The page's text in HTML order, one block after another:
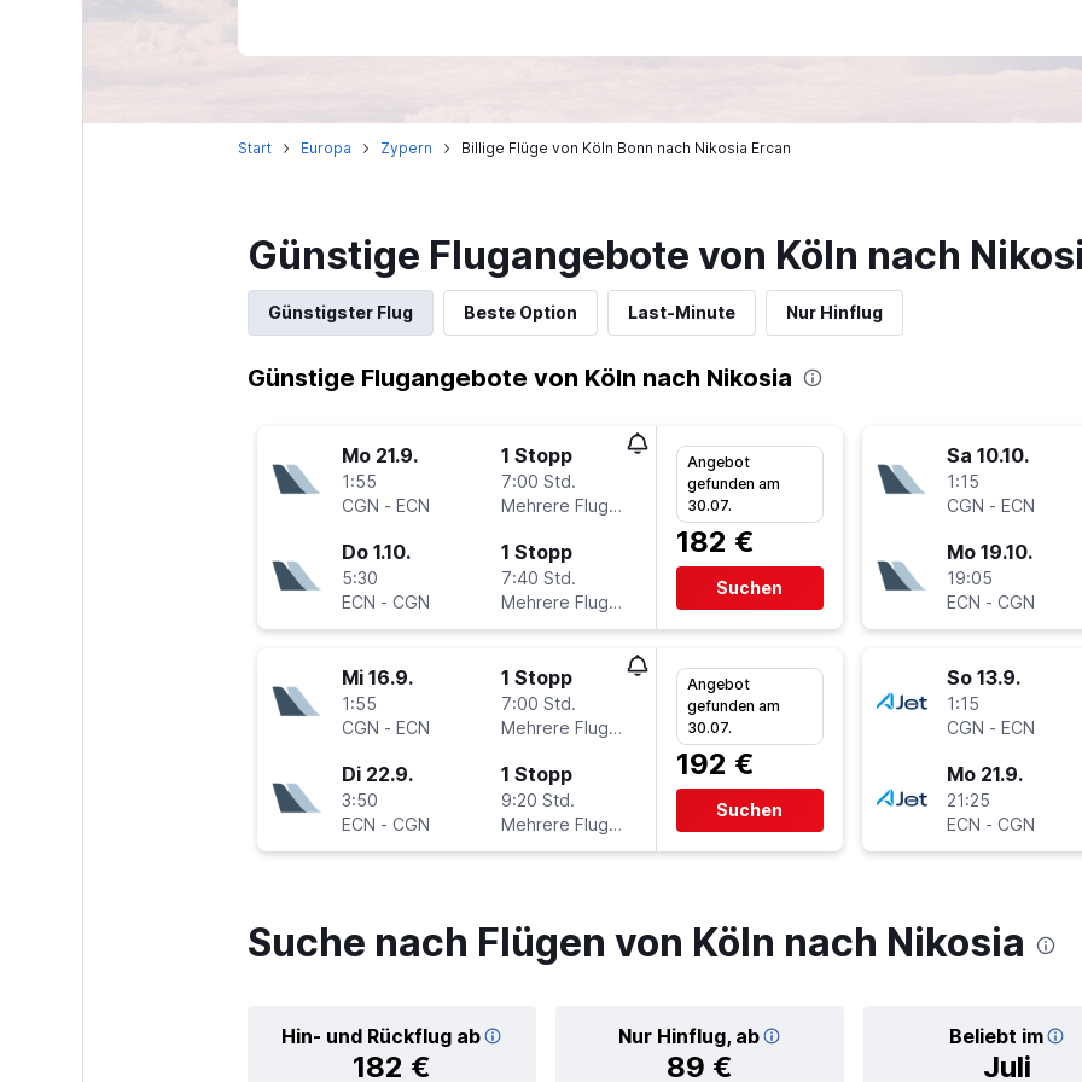
Start Europa Zypern Billige Flüge von Köln Bonn nach Nikosia Ercan
Günstige Flugangebote von Köln nach
Günstigster Flug Beste Option Last-Minute Nur Hinflug
Günstige Flugangebote von Köln nach Nikosia
Mo 21.9.
1:55
CGN - ECN
1 Stopp
7:00 Std.
Mehrere Fluglinien
Do 1.10.
5:30
ECN - CGN
1 Stopp
7:40 Std.
Mehrere Fluglinien
Angebot
gefunden am
30.07.
182 €
Suchen
Mi 16.9.
1:55
CGN - ECN
1 Stopp
7:00 Std.
Mehrere Fluglinien
Di 22.9.
3:50
ECN - CGN
1 Stopp
9:20 Std.
Mehrere Fluglinien
Angebot
gefunden am
30.07.
192 €
Suchen
Sa 10.10.
1:15
CGN - ECN
Mo 19.10.
19:05
ECN - CGN
So 13.9.
1:15
CGN - ECN
Mo 21.9.
21:25
ECN - CGN
Suche nach Flügen von Köln nach Nikosia
Hin- und Rückflug ab
182 €
Nur Hinflug, ab
89 €
Beliebt im
Juli